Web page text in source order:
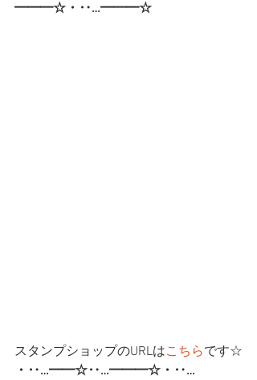
━━━☆・‥…━━━☆
スタンプショップのURLはこちらです☆
・‥…━━☆‥…━━━☆・‥…